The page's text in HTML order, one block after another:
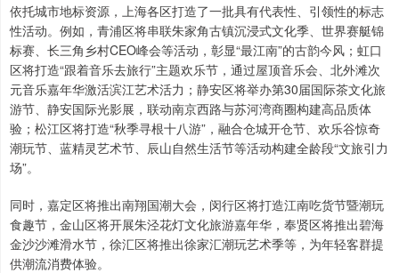
依托城市地标资源，上海各区打造了一批具有代表性、引领性的标志
性活动。例如，青浦区将串联朱家角古镇沉浸式文化季、世界赛艇锦
标赛、长三角乡村CEO峰会等活动，彰显“最江南”的古韵今风；虹口
区将打造“跟着音乐去旅行”主题欢乐节，通过屋顶音乐会、北外滩次
元音乐嘉年华激活滨江艺术活力；静安区将举办第30届国际茶文化旅
游节、静安国际光影展，联动南京西路与苏河湾商圈构建高品质体
验；松江区将打造“秋季寻根十八游”，融合仓城开仓节、欢乐谷惊奇
潮玩节、蓝精灵艺术节、辰山自然生活节等活动构建全龄段“文旅引力
场”。
同时，嘉定区将推出南翔国潮大会，闵行区将打造江南吃货节暨潮玩
食趣节，金山区将开展朱泾花灯文化旅游嘉年华，奉贤区将推出碧海
金沙沙滩滑水节，徐汇区将推出徐家汇潮玩艺术季等，为年轻客群提
供潮流消费体验。